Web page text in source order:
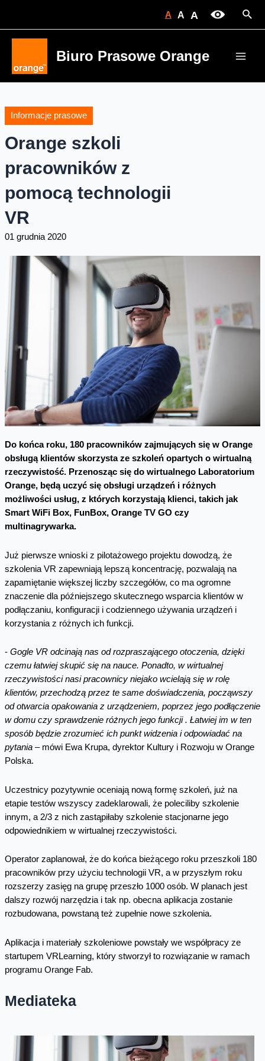
A A A
Biuro Prasowe Orange
Informacje prasowe
Orange szkoli
pracowników z
pomocą technologii
VR
01 grudnia 2020
Do końca roku, 180 pracowników zajmujących się w Orange
obsługą klientów skorzysta ze szkoleń opartych o wirtualną
rzeczywistość. Przenosząc się do wirtualnego Laboratorium
Orange, będą uczyć się obsługi urządzeń i różnych
możliwości usług, z których korzystają klienci, takich jak
Smart WiFi Box, FunBox, Orange TV GO czy
multinagrywarka.
Już pierwsze wnioski z pilotażowego projektu dowodzą, że
szkolenia VR zapewniają lepszą koncentrację, pozwalają na
zapamiętanie większej liczby szczegółów, co ma ogromne
znaczenie dla późniejszego skutecznego wsparcia klientów w
podłączaniu, konfiguracji i codziennego używania urządzeń i
korzystania z różnych ich funkcji.
- Gogle VR odcinają nas od rozpraszającego otoczenia, dzięki
czemu łatwiej skupić się na nauce. Ponadto, w wirtualnej
rzeczywistości nasi pracownicy niejako wcielają się w rolę
klientów, przechodzą przez te same doświadczenia, począwszy
od otwarcia opakowania z urządzeniem, poprzez jego podłączenie
w domu czy sprawdzenie różnych jego funkcji . Łatwiej im w ten
sposób będzie zrozumieć ich punkt widzenia i odpowiadać na
pytania – mówi Ewa Krupa, dyrektor Kultury i Rozwoju w Orange
Polska.
Uczestnicy pozytywnie oceniają nową formę szkoleń, już na
etapie testów wszyscy zadeklarowali, że poleciliby szkolenie
innym, a 2/3 z nich zastąpiłaby szkolenie stacjonarne jego
odpowiednikiem w wirtualnej rzeczywistości.
Operator zaplanował, że do końca bieżącego roku przeszkoli 180
pracowników przy użyciu technologii VR, a w przyszłym roku
rozszerzy zasięg na grupę przeszło 1000 osób. W planach jest
dalszy rozwój narzędzia i tak np. obecna aplikacja zostanie
rozbudowana, powstaną też zupełnie nowe szkolenia.
Aplikacja i materiały szkoleniowe powstały we współpracy ze
startupem VRLearning, który stworzył to rozwiązanie w ramach
programu Orange Fab.
Mediateka